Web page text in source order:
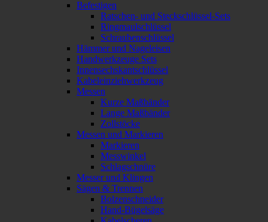
Befestigen
Ratschen- und Steckschlüssel-Sets
Ringmaulschlüssel
Schraubenschlüssel
Hämmer und Nageleisen
Handwerkzeuge Sets
Innensechskantschlüssel
Kabeleinziehwerkzeug
Messen
Kurze Maßbänder
Lange Maßbänder
Zollstöcke
Messen und Markieren
Markieren
Messwinkel
Schlagschnüre
Messer und Klingen
Sägen & Trennen
Bolzenschneider
Hand-Bügelsäge